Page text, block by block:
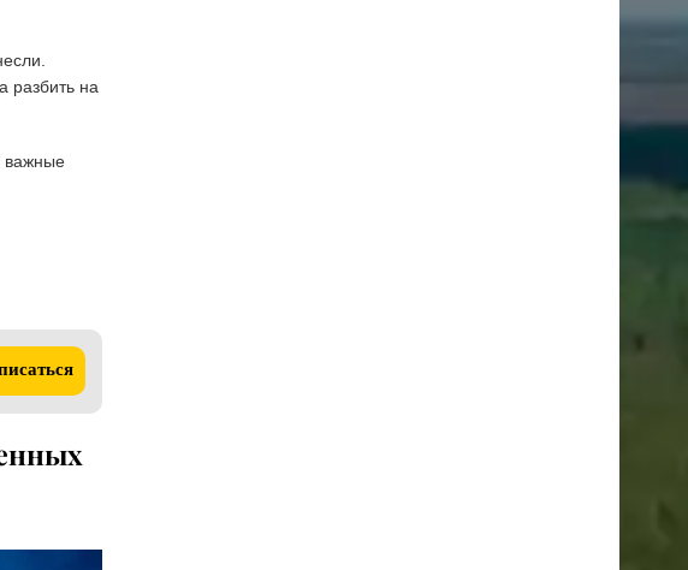
разбить на
важные